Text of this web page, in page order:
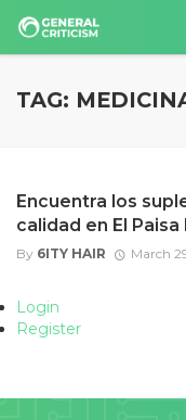
TAG:
Encuentra los
calidad en El
By 6ITY HAIR March
Login
Register